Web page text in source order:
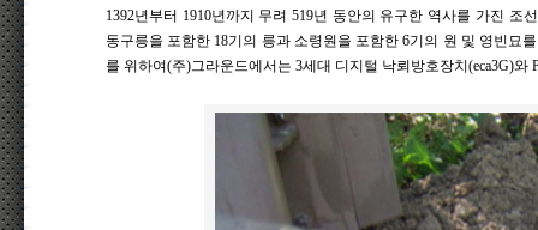
1392년부터 1910년까지 무려 519년 동안의 유구한 역사를 가진
동구릉을 포함한 18기의 릉과 소령원을 포함한 6기의 원 및 영빈묘
를 위하여(주)그라운드에서는 3세대 디지털 낙뢰방호장치(eca3G)와